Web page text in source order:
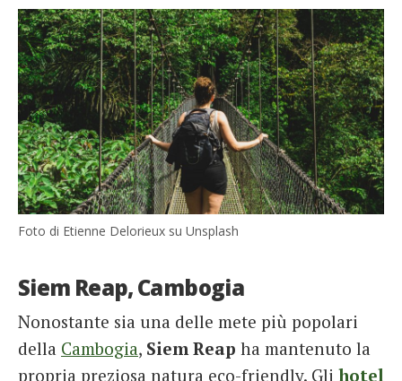
Foto di Etienne Delorieux su Unsplash
Siem Reap, Cambogia
Nonostante sia una delle mete più popolari
della Cambogia, Siem Reap ha mantenuto la
propria preziosa natura eco-friendly. Gli hotel